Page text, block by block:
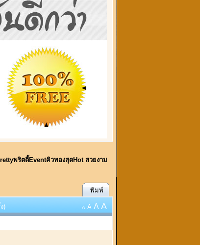
พริตตี้EventคิวทองสุดHot สวยงาม
พิมพ์
) A A A A